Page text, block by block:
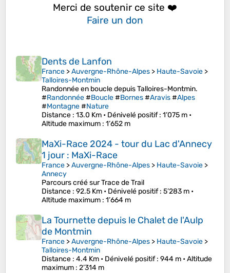
Merci de soutenir ce site ❤️
Faire un don
Dents de Lanfon
France >Auvergne-Rhône-Alpes > Haute-Savoie >
Talloires-Montmin
Randonnée en boucle depuis Talloires-Montmin.
#Randonnée#Boucle#Bornes#Aravis#Alpes
#Montagne#Nature
Distance : 13.0 Km • Dénivelé positif: 1’075 m •
Altitude maximum : 1’652 m
MaXi-Race 2024 - tour du Lac d'Annecy
1 jour : MaXi-Race
France >Auvergne-Rhône-Alpes > Haute-Savoie >
Annecy
Parcours créé sur Trace de Trail
Distance : 92.5 Km • Dénivelé positif: 5’283 m •
Altitude maximum : 1’664 m
La Tournette depuis le Chalet de l'Aulp
de Montmin
France >Auvergne-Rhône-Alpes > Haute-Savoie >
Talloires-Montmin
Distance : 4.4 Km • Dénivelé positif: 944 m •Altitude
maximum : 2’314 m